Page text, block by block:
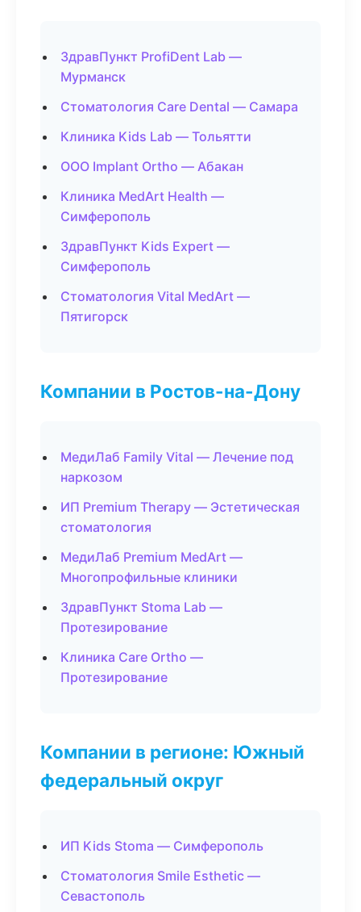
ЗдравПункт ProfiDent Lab —
Мурманск
Стоматология Care Dental — Самара
Клиника Kids Lab — Тольятти
ООО Implant Ortho — Абакан
Клиника MedArt Health —
Симферополь
ЗдравПункт Kids Expert —
Симферополь
Стоматология Vital MedArt —
Пятигорск
Компании в Ростов-на-Дону
МедиЛаб Family Vital — Лечение под
наркозом
ИП Premium Therapy — Эстетическая
стоматология
МедиЛаб Premium MedArt —
Многопрофильные клиники
ЗдравПункт Stoma Lab —
Протезирование
Клиника Care Ortho —
Протезирование
Компании в регионе: Южный
федеральный округ
ИП Kids Stoma — Симферополь
Стоматология Smile Esthetic —
Севастополь